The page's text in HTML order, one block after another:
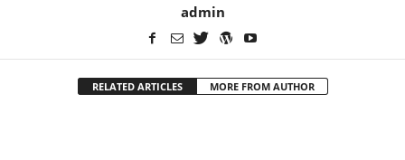
admin
RELATED ARTICLES MORE FROM AUTHOR